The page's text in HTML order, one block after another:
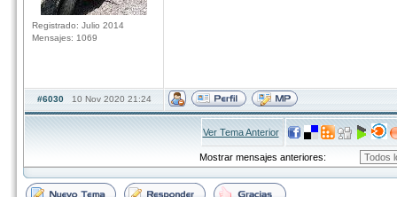
Registrado: Julio 2014
Mensajes: 1069
#6030 10 Nov 2020 21:24
Ver Tema Anterior
Mostrar mensajes anteriores: